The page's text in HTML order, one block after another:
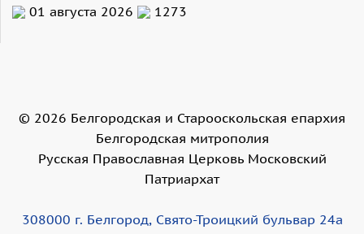
01 августа 2026 1273
© 2026 Белгородская и Старооскольская епархия
Белгородская митрополия
Русская Православная Церковь Московский
Патриархат
308000 г. Белгород, Свято-Троицкий бульвар 24а